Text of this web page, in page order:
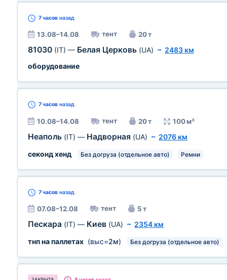
7 часов назад
13.08–14.08 тент 20 т
81030 (IT) — Белая Церковь (UA) ~ 2483 км
оборудование
7 часов назад
10.08–14.08 тент 20 т 100 м³
Неаполь (IT) — Надворная (UA) ~ 2076 км
секонд хенд
Без догруза (отдельное авто) Ремни
7 часов назад
07.08–12.08 тент 5 т
Пескара (IT) — Киев (UA) ~ 2354 км
тнп на паллетах (выс=2м) Без догруза (отдельное авто)